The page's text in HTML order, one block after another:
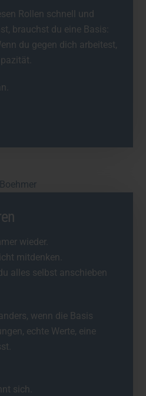
Rollen schnell und
brauchst du eine Basis:
du gegen dich arbeitest,
wieder.
mitdenken.
alles selbst anschieben
wenn die Basis
echte Werte, eine
sich.